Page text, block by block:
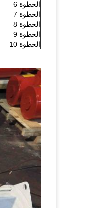
الخطوة 6
الخطوة 7
الخطوة 8
الخطوة 9
الخطوة 10